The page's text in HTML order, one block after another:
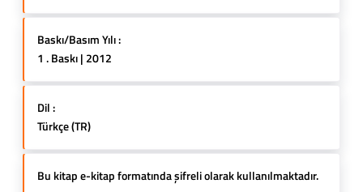
Baskı/Basım Yılı :
1 . Baskı | 2012
Dil :
Türkçe (TR)
Bu kitap e-kitap formatında şifreli olarak kullanılmaktadır.